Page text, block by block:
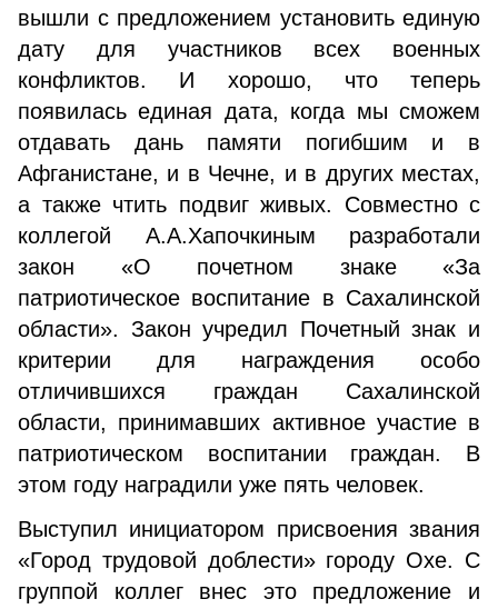
вышли с предложением установить единую
дату для участников всех военных
конфликтов. И хорошо, что теперь
появилась единая дата, когда мы сможем
отдавать дань памяти погибшим и в
Афганистане, и в Чечне, и в других местах,
а также чтить подвиг живых. Совместно с
коллегой А.А.Хапочкиным разработали
закон «О почетном знаке «За
патриотическое воспитание в Сахалинской
области». Закон учредил Почетный знак и
критерии для награждения особо
отличившихся граждан Сахалинской
области, принимавших активное участие в
патриотическом воспитании граждан. В
этом году наградили уже пять человек.
Выступил инициатором присвоения звания
«Город трудовой доблести» городу Охе. С
группой коллег внес это предложение и